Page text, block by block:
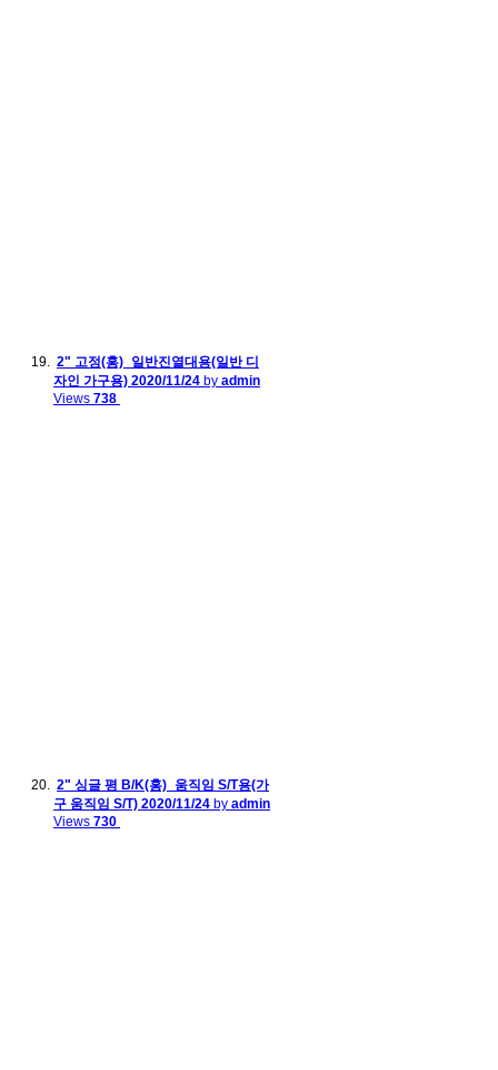
2" 고정(홍)_일반진열대용(일반 디
자인 가구용) 2020/11/24 by admin
Views 738
2" 싱글 평 B/K(홍)_움직임 S/T용(가
구 움직임 S/T) 2020/11/24 by admin
Views 730